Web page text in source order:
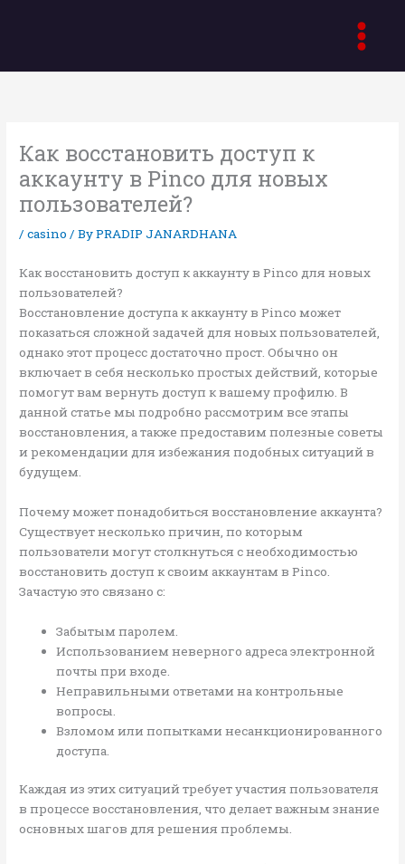
Как восстановить доступ к
аккаунту в Pinco для новых
пользователей?
/casino / ByPRADIP JANARDHANA
Как восстановить доступ к аккаунту в Pinco для новых
пользователей?
Восстановление доступа к аккаунту в Pinco может
показаться сложной задачей для новых пользователей,
однако этот процесс достаточно прост. Обычно он
включает в себя несколько простых действий, которые
помогут вам вернуть доступ к вашему профилю. В
данной статье мы подробно рассмотрим все этапы
восстановления, а также предоставим полезные советы
и рекомендации для избежания подобных ситуаций в
будущем.
Почему может понадобиться восстановление аккаунта?
Существует несколько причин, по которым
пользователи могут столкнуться с необходимостью
восстановить доступ к своим аккаунтам в Pinco.
Зачастую это связано с:
Забытым паролем.
Использованием неверного адреса электронной
почты при входе.
Неправильными ответами на контрольные
вопросы.
Взломом или попытками несанкционированного
доступа.
Каждая из этих ситуаций требует участия пользователя
в процессе восстановления, что делает важным знание
основных шагов для решения проблемы.